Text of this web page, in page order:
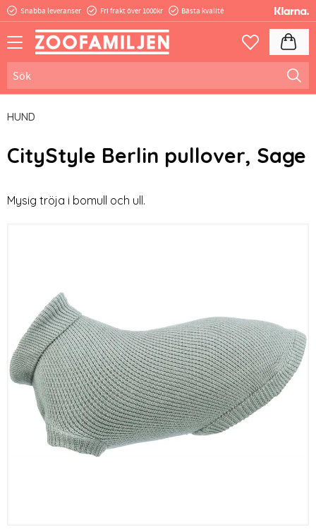
Snabba leveranser Fri frakt över 1000kr Bästa kvalité
Favoriter
HUND
CityStyle Berlin pullover, Sage
Mysig tröja i bomull och ull.